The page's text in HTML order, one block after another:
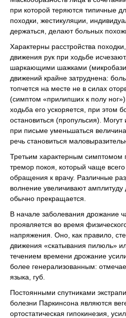
при которой теряются типичные
походки, жестикуляции,
держаться, делают больных
Характерны расстройства
движения рук при ходьбе
шаркающими шажками
движений крайне затруднена:
топчется на месте не в силах
(симптом «прилипших к полу
ходьба его ускоряется, при этом
остановиться (пропульсия). Могут
при письме уменьшаться
речь становиться
Третьим характерным симптомом
тремор покоя, который чаще
обращения к врачу. Различные
волнение увеличивают
обычно прекращается.
В начале заболевания дрожание
проявляется во время
напряжения. Оно, как правило,
движения «скатывания пилюль»
течением времени дрожание
более генерализованным:
языка, губ.
Постоянными спутниками
болезни Паркинсона являются
ортостатическая гипокинезия,